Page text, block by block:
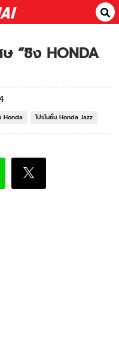
“ชิง HONDA
Honda โปรโมชั่น Honda Jazz